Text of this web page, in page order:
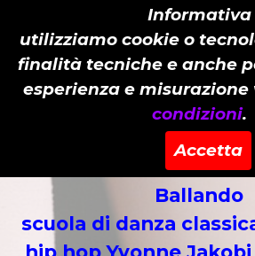
Informativa
utilizziamo cookie o
finalità tecniche e anche
esperienza e misurazione
condizioni.
Accetta
SMA Scuola di
Classiche "sezione
Ballando
scuola di danza